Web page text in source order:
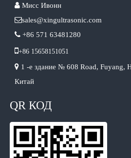
 Мисс Ивонн
sales@xingultrasonic.com
 +86 571 63481280
+86 15658151051
 1 -е здание № 608 Road, Fuyang,
Китай
QR КОД